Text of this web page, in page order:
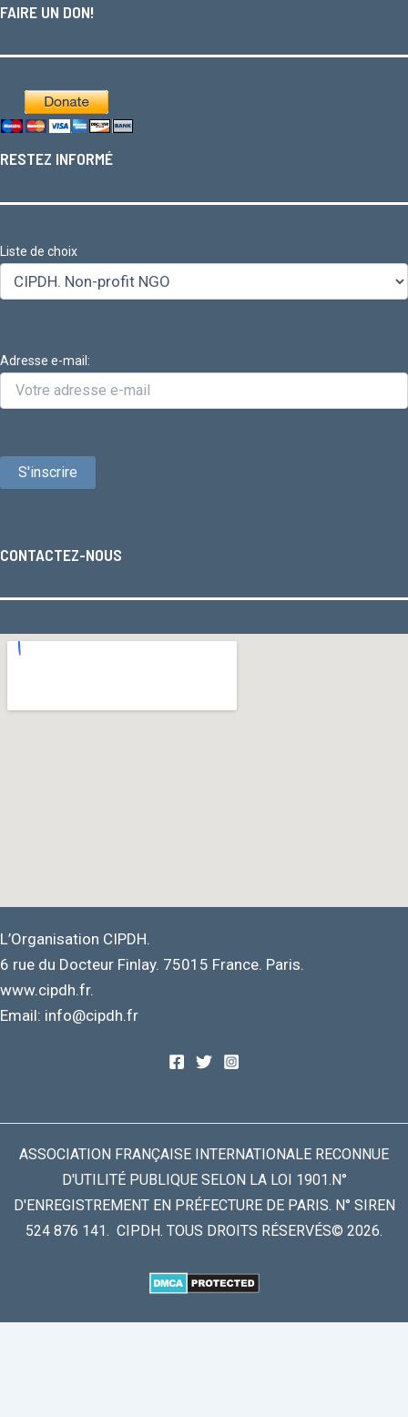
FAIRE UN DON!
RESTEZ INFORMÉ
Liste de choix
Adresse e-mail:
CONTACTEZ-NOUS
L’Organisation CIPDH.
6 rue du Docteur Finlay. 75015 France. Paris.
www.cipdh.fr.
Email: info@cipdh.fr
ASSOCIATION FRANÇAISE INTERNATIONALE RECONNUE
D'UTILITÉ PUBLIQUE SELON LA LOI 1901.N°
D'ENREGISTREMENT EN PRÉFECTURE DE PARIS. N° SIREN
524 876 141. CIPDH. TOUS DROITS RÉSERVÉS© 2026.